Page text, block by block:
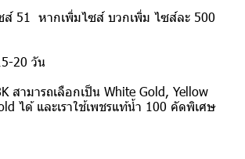
51 หากเพิ่มไซส์ บวกเพิ่ม ไซส์ละ 500
20 วัน
สามารถเลือกเป็น White Gold, Yellow
ได้ และเราใช้เพชรแท้น้ำ 100 คัดพิเศษ